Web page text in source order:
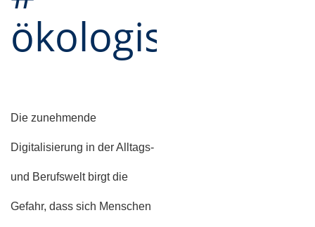
ökologisch
Die zunehmende
Digitalisierung in der Alltags-
und Berufswelt birgt die
Gefahr, dass sich Menschen